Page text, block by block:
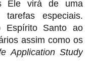
Ele virá de uma
tarefas especiais.
Espírito Santo ao
assim como os
Application Study